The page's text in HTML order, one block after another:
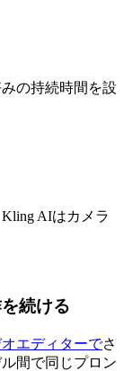
の持続時間を設
AIはカメラ
続ける
エディターでさ
間で同じプロン